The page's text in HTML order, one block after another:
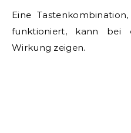
Eine
funktioniert, kann bei
Wirkung zeigen.